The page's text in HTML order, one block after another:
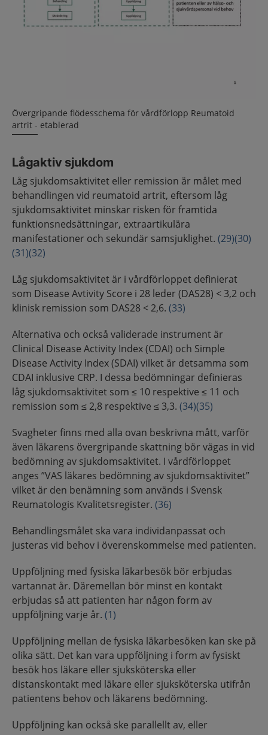
Övergripande flödesschema för vårdförlopp Reumatoid
artrit - etablerad
Lågaktiv sjukdom
Låg sjukdomsaktivitet eller remission är målet med
behandlingen vid reumatoid artrit, eftersom låg
sjukdomsaktivitet minskar risken för framtida
funktionsnedsättningar, extraartikulära
manifestationer och sekundär samsjuklighet. (29)(30)
(31)(32)
Låg sjukdomsaktivitet är i vårdförloppet definierat
som Disease Avtivity Score i 28 leder (DAS28) < 3,2 och
klinisk remission som DAS28 < 2,6. (33)
Alternativa och också validerade instrument är
Clinical Disease Activity Index (CDAI) och Simple
Disease Activity Index (SDAI) vilket är detsamma som
CDAI inklusive CRP. I dessa bedömningar definieras
låg sjukdomsaktivitet som ≤ 10 respektive ≤ 11 och
remission som ≤ 2,8 respektive ≤ 3,3. (34)(35)
Svagheter finns med alla ovan beskrivna mått, varför
även läkarens övergripande skattning bör vägas in vid
bedömning av sjukdomsaktivitet. I vårdförloppet
anges ”VAS läkares bedömning av sjukdomsaktivitet”
vilket är den benämning som används i Svensk
Reumatologis Kvalitetsregister. (36)
Behandlingsmålet ska vara individanpassat och
justeras vid behov i överenskommelse med patienten.
Uppföljning med fysiska läkarbesök bör erbjudas
vartannat år. Däremellan bör minst en kontakt
erbjudas så att patienten har någon form av
uppföljning varje år. (1)
Uppföljning mellan de fysiska läkarbesöken kan ske på
olika sätt. Det kan vara uppföljning i form av fysiskt
besök hos läkare eller sjuksköterska eller
distanskontakt med läkare eller sjuksköterska utifrån
patientens behov och läkarens bedömning.
Uppföljning kan också ske parallellt av, eller